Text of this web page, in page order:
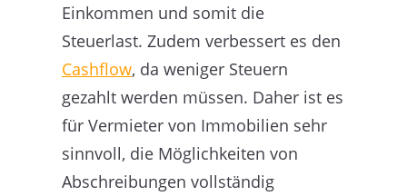
Einkommen und somit die
Steuerlast. Zudem verbessert es den
Cashflow, da weniger Steuern
gezahlt werden müssen. Daher ist es
für Vermieter von Immobilien sehr
sinnvoll, die Möglichkeiten von
Abschreibungen vollständig